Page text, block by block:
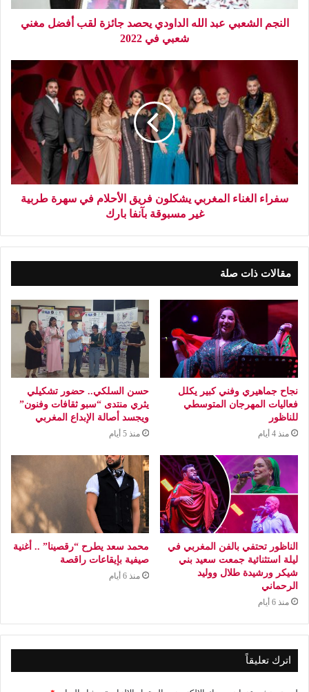
النجم الشعبي عبد الله الداودي يحصد جائزة لقب أفضل مغني
شعبي في 2022
سفراء الغناء المغربي يشكلون فريق الأحلام في سهرة طربية
غير مسبوقة بآنفا بارك
مقالات ذات صلة
نجاح جماهيري وفني كبير يكلل
فعاليات المهرجان المتوسطي
للناظور
منذ 4 أيام
حسن السلكي.. حضور تشكيلي
يثري منتدى “سبو ثقافات وفنون”
ويجسد أصالة الإبداع المغربي
منذ 5 أيام
الناظور تحتفي بالفن المغربي في
ليلة استثنائية جمعت سعيد بني
شيكر ورشيدة طلال ووليد
الرحماني
منذ 6 أيام
محمد سعد يطرح “رقصينا” .. أغنية
صيفية بإيقاعات راقصة
منذ 6 أيام
اترك تعليقاً